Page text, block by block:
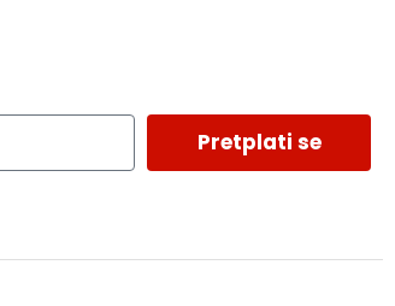
Pretplati se